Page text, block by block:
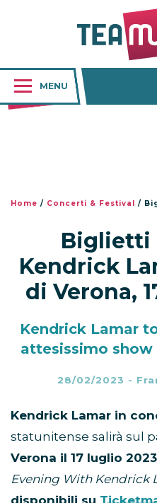
MENU
Home / Concerti & Festival /
Biglietti
Kendrick
di Verona,
Kendrick Lamar
attesissimo show
28/02/2023 -
Kendrick Lamar in
statunitense salirà sul
Verona il 17 luglio 2023
Evening With Kendrick